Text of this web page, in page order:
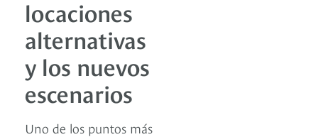
locaciones
alternativas
y los nuevos
escenarios
Uno de los puntos más